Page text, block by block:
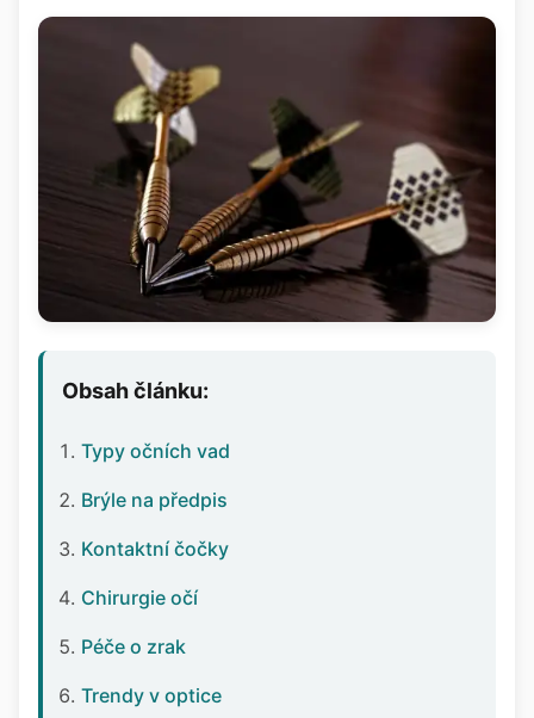
Obsah článku:
Typy očních vad
Brýle na předpis
Kontaktní čočky
Chirurgie očí
Péče o zrak
Trendy v optice